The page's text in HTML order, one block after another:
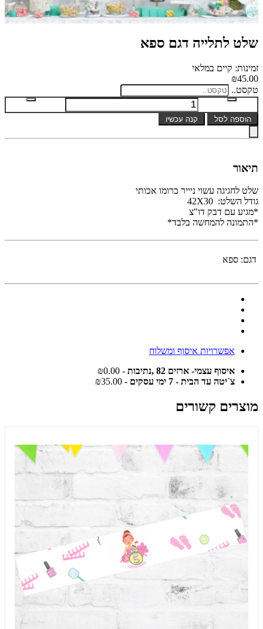
שלט לתלייה דגם ספא
זמינות: קיים במלאי
₪45.00
טקסט..
הוספה לסל קנה עכשיו
תיאור
שלט לחגיגה עשוי ניייר כרומו אכותי
גודל השלט: 42X30
*מגיע עם דבק דו"צ
*התמונה להמחשה בלבד*
דגם: ספא
אפשרויות איסוף ומשלוח
איסוף עצמי- ארזים 82 ,נתיבות
- ₪0.00
צ`יטה עד הבית - 7 ימי עסקים
- ₪35.00
מוצרים קשורים